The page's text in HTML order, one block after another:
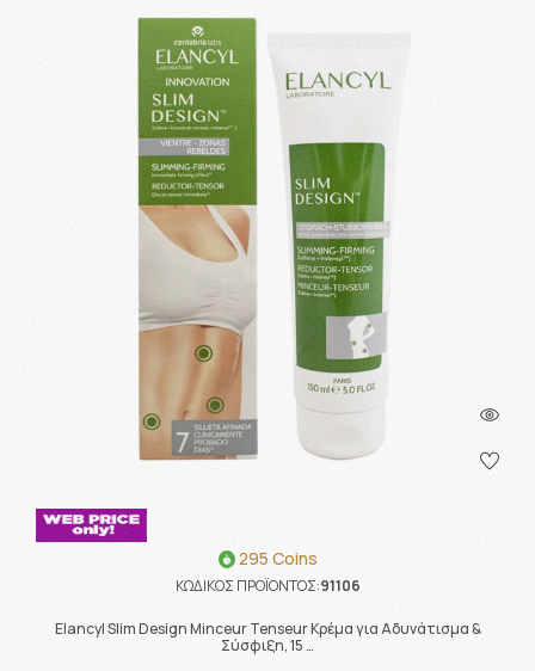
295 Coins
ΚΩΔΙΚΟΣ ΠΡΟΪΟΝΤΟΣ:91106
Elancyl Slim Design Minceur Tenseur Κρέμα για Αδυνάτισμα &
Σύσφιξη, 15 …